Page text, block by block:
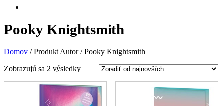
Pooky Knightsmith
Domov /Produkt Autor/Pooky Knightsmith
Zobrazujú sa 2 výsledkyZoradené
najnovších